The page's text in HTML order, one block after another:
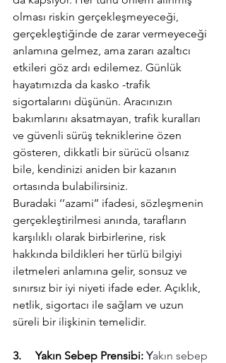
olması riskin gerçekleşmeyeceği,
gerçekleştiğinde de zarar vermeyeceği
anlamına gelmez, ama zararı azaltıcı
etkileri göz ardı edilemez. Günlük
hayatımızda da kasko -trafik
sigortalarını düşünün. Aracınızın
bakımlarını aksatmayan, trafik kuralları
ve güvenli sürüş tekniklerine özen
gösteren, dikkatli bir sürücü olsanız
bile, kendinizi aniden bir kazanın
ortasında bulabilirsiniz.
Buradaki ‘’azami’’ ifadesi, sözleşmenin
gerçekleştirilmesi anında, tarafların
karşılıklı olarak birbirlerine, risk
hakkında bildikleri her türlü bilgiyi
iletmeleri anlamına gelir, sonsuz ve
sınırsız bir iyi niyeti ifade eder. Açıklık,
netlik, sigortacı ile sağlam ve uzun
süreli bir ilişkinin temelidir.
3.     Yakın Sebep Prensibi: Yakın sebep